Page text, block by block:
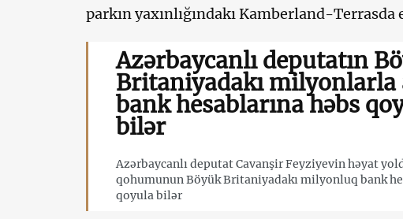
parkın yaxınlığındakı Kamberland-Terrasda
Azərbaycanlı deputatın
Britaniyadakı milyonlarla
bank hesablarına həbs
bilər
Azərbaycanlı deputat Cavanşir Feyziyevin həyat
qohumunun Böyük Britaniyadakı milyonluq bank
qoyula bilər